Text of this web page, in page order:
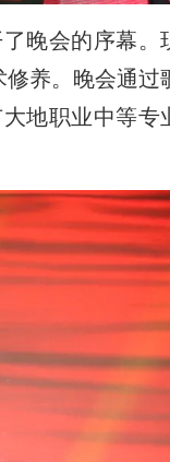
晚会的序幕。
养。晚会通过
地职业中等专